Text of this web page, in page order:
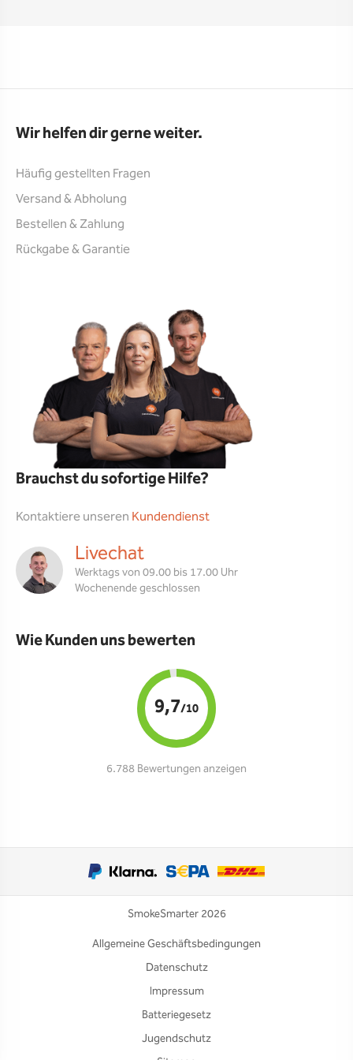
Wir helfen dir gerne weiter.
Häufig gestellten Fragen
Versand & Abholung
Bestellen & Zahlung
Rückgabe & Garantie
Brauchst du sofortige Hilfe?
Kontaktiere unseren Kundendienst
Livechat
Werktags von 09.00 bis 17.00 Uhr
Wochenende geschlossen
Wie Kunden uns bewerten
9,7/10
6.788 Bewertungen anzeigen
SmokeSmarter 2026
Allgemeine Geschäftsbedingungen
Datenschutz
Impressum
Batteriegesetz
Jugendschutz